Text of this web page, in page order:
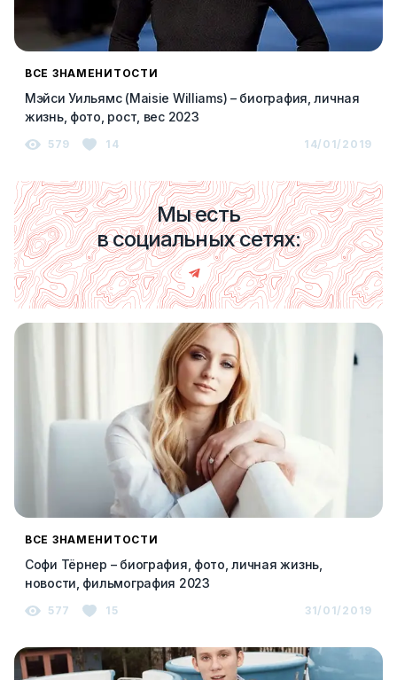
ВСЕ ЗНАМЕНИТОСТИ
Мэйси Уильямс (Maisie Williams) – биография, личная
жизнь, фото, рост, вес 2023
579 14 14/01/2019
Мы есть
в социальных сетях:
ВСЕ ЗНАМЕНИТОСТИ
Софи Тёрнер – биография, фото, личная жизнь,
новости, фильмография 2023
577 15 31/01/2019